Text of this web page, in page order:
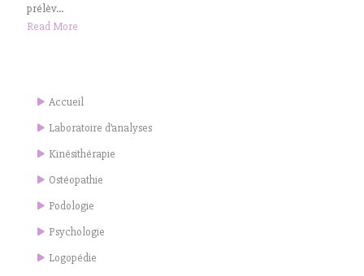
prélèv...
Read More
Accueil
Laboratoire d’analyses
Kinésithérapie
Ostéopathie
Podologie
Psychologie
Logopédie